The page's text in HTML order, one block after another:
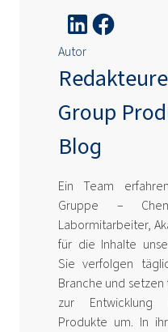
Autor
Group
Blog
Ein Team
Gruppe –
Labormitarbeiter,
für die Inhalte
Sie verfolgen
Branche und
zur Entwicklung
Produkte um. In